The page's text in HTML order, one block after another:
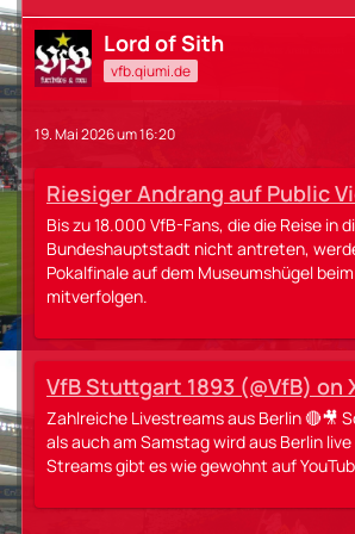
Lord of Sith
vfb.qiumi.de
19. Mai 2026 um 16:20
Riesiger Andrang auf Public
Bis zu 18.000 VfB-Fans, die die Reise in
Bundeshauptstadt nicht antreten,
Pokalfinale auf dem Museumshügel
mitverfolgen.
VfB Stuttgart 1893 (@VfB) on
Zahlreiche Livestreams aus Berlin 🔴🎥
als auch am Samstag wird aus Berlin
Streams gibt es wie gewohnt auf